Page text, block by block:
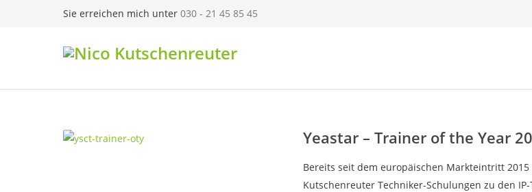
Sie erreichen mich unter 030 - 21 45 85 45
Yeastar – Trainer of the Year
Bereits seit dem europäischen Markteintritt
Kutschenreuter Techniker-Schulungen zu den